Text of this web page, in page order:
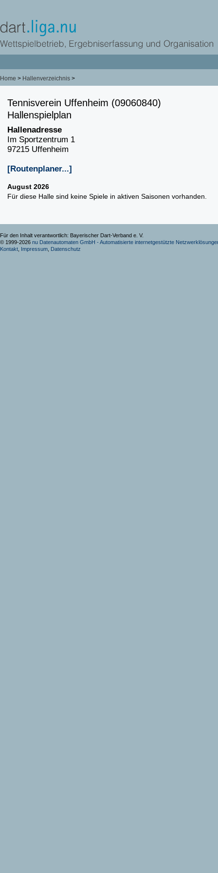
Home > Hallenverzeichnis >
Tennisverein Uffenheim (09060840)
Hallenspielplan
Hallenadresse
Im Sportzentrum 1
97215 Uffenheim
[Routenplaner...]
August 2026
Für diese Halle sind keine Spiele in aktiven Saisonen vorhanden.
Für den Inhalt verantwortlich: Bayerischer Dart-Verband e. V.
© 1999-2026 nu Datenautomaten GmbH - Automatisierte internetgestützte
Kontakt Impressum Datenschutz